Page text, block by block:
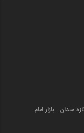
میدان . بازار امام